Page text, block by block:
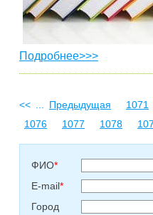
Подробнее>>>
<< Предыдущая
1071
1076
1077 1078
ФИО*
E-mail*
Город